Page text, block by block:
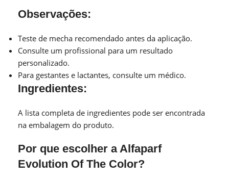
Observações:
Teste de mecha recomendado antes da aplicação.
Consulte um profissional para um resultado
personalizado.
Para gestantes e lactantes, consulte um médico.
Ingredientes:
A lista completa de ingredientes pode ser encontrada
na embalagem do produto.
Por que escolher a Alfaparf
Evolution Of The Color?